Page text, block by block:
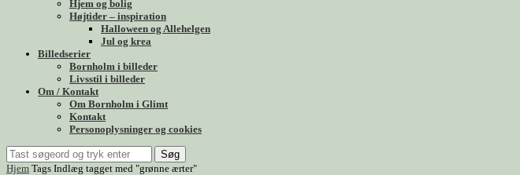
Hjem og bolig
Højtider – inspiration
Halloween og Allehelgen
Jul og krea
Billedserier
Bornholm i billeder
Livsstil i billeder
Om / Kontakt
Om Bornholm i Glimt
Kontakt
Personoplysninger og cookies
Søg
Hjem Tags Indlæg tagget med "grønne ærter"